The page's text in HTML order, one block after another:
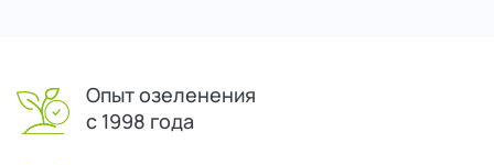
Опыт озеленения
с 1998 года